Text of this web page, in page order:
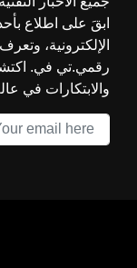
ابقَ على اطلاع
الإلكترونية،
رقمي.تي في.
والابتكارات في